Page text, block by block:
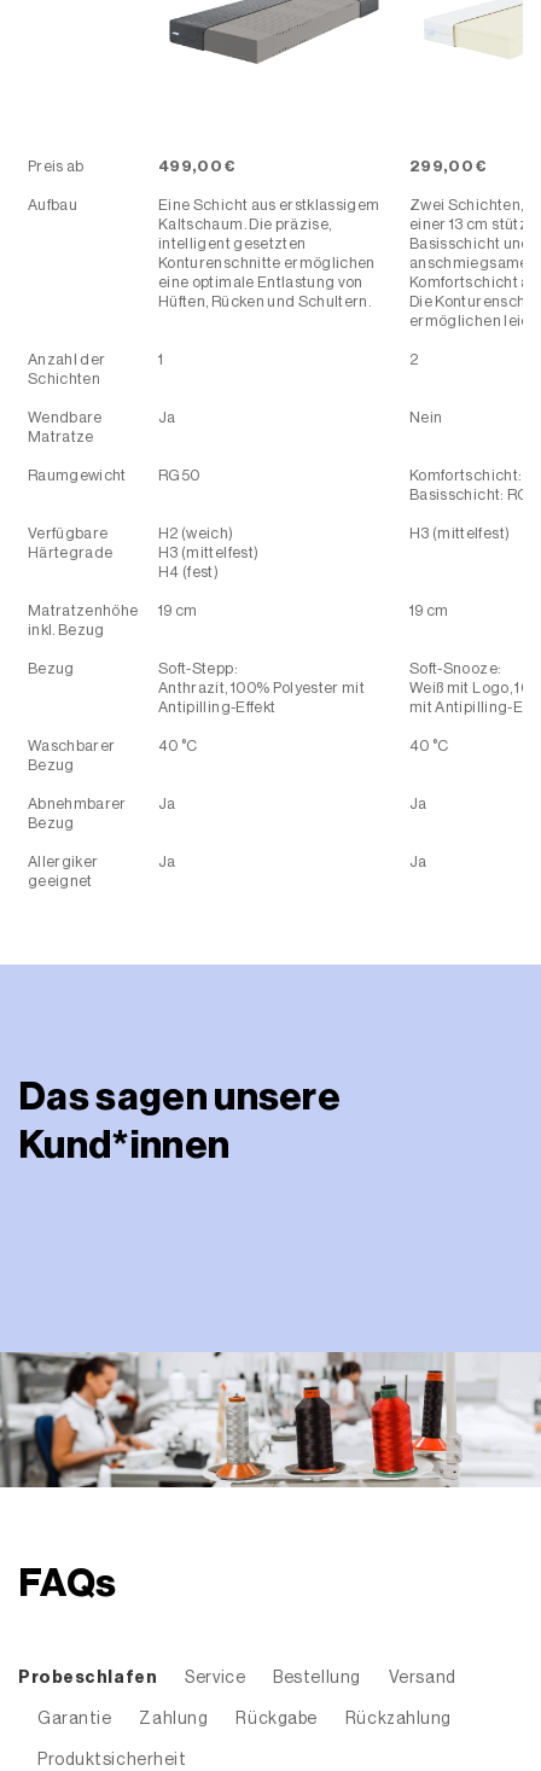
SCHAUM MATRATZE
SCHAUM
Preis ab 499,00 € 299,00 €
Aufbau
Eine Schicht aus erstklassigem
Kaltschaum. Die präzise,
intelligent gesetzten
Konturenschnitte ermöglichen
eine optimale Entlastung von
Hüften, Rücken und Schultern.
Zwei Schichten,
einer 13 cm
Basisschicht und
anschmiegsamen
Komfortschicht
Die
ermöglichen
Anzahl der
Schichten
1 2
Wendbare
Matratze
Ja Nein
Raumgewicht RG50
Komfortschicht:
Basisschicht:
Verfügbare
Härtegrade
H2 (weich)
H3 (mittelfest)
H4 (fest)
H3 (mittelfest)
Matratzenhöhe
inkl. Bezug
19 cm 19 cm
Bezug
Soft-Stepp:
Anthrazit, 100% Polyester mit
Antipilling-Effekt
Soft-Snooze:
Weiß mit Logo,
mit Antipilling-
Waschbarer
Bezug
40 °C 40 °C
Abnehmbarer
Bezug
Ja Ja
Allergiker
geeignet
Ja Ja
Das sagen unsere
Kund*innen
FAQs
Probeschlafen Service Bestellung Versand
Garantie Zahlung Rückgabe Rückzahlung
Produktsicherheit